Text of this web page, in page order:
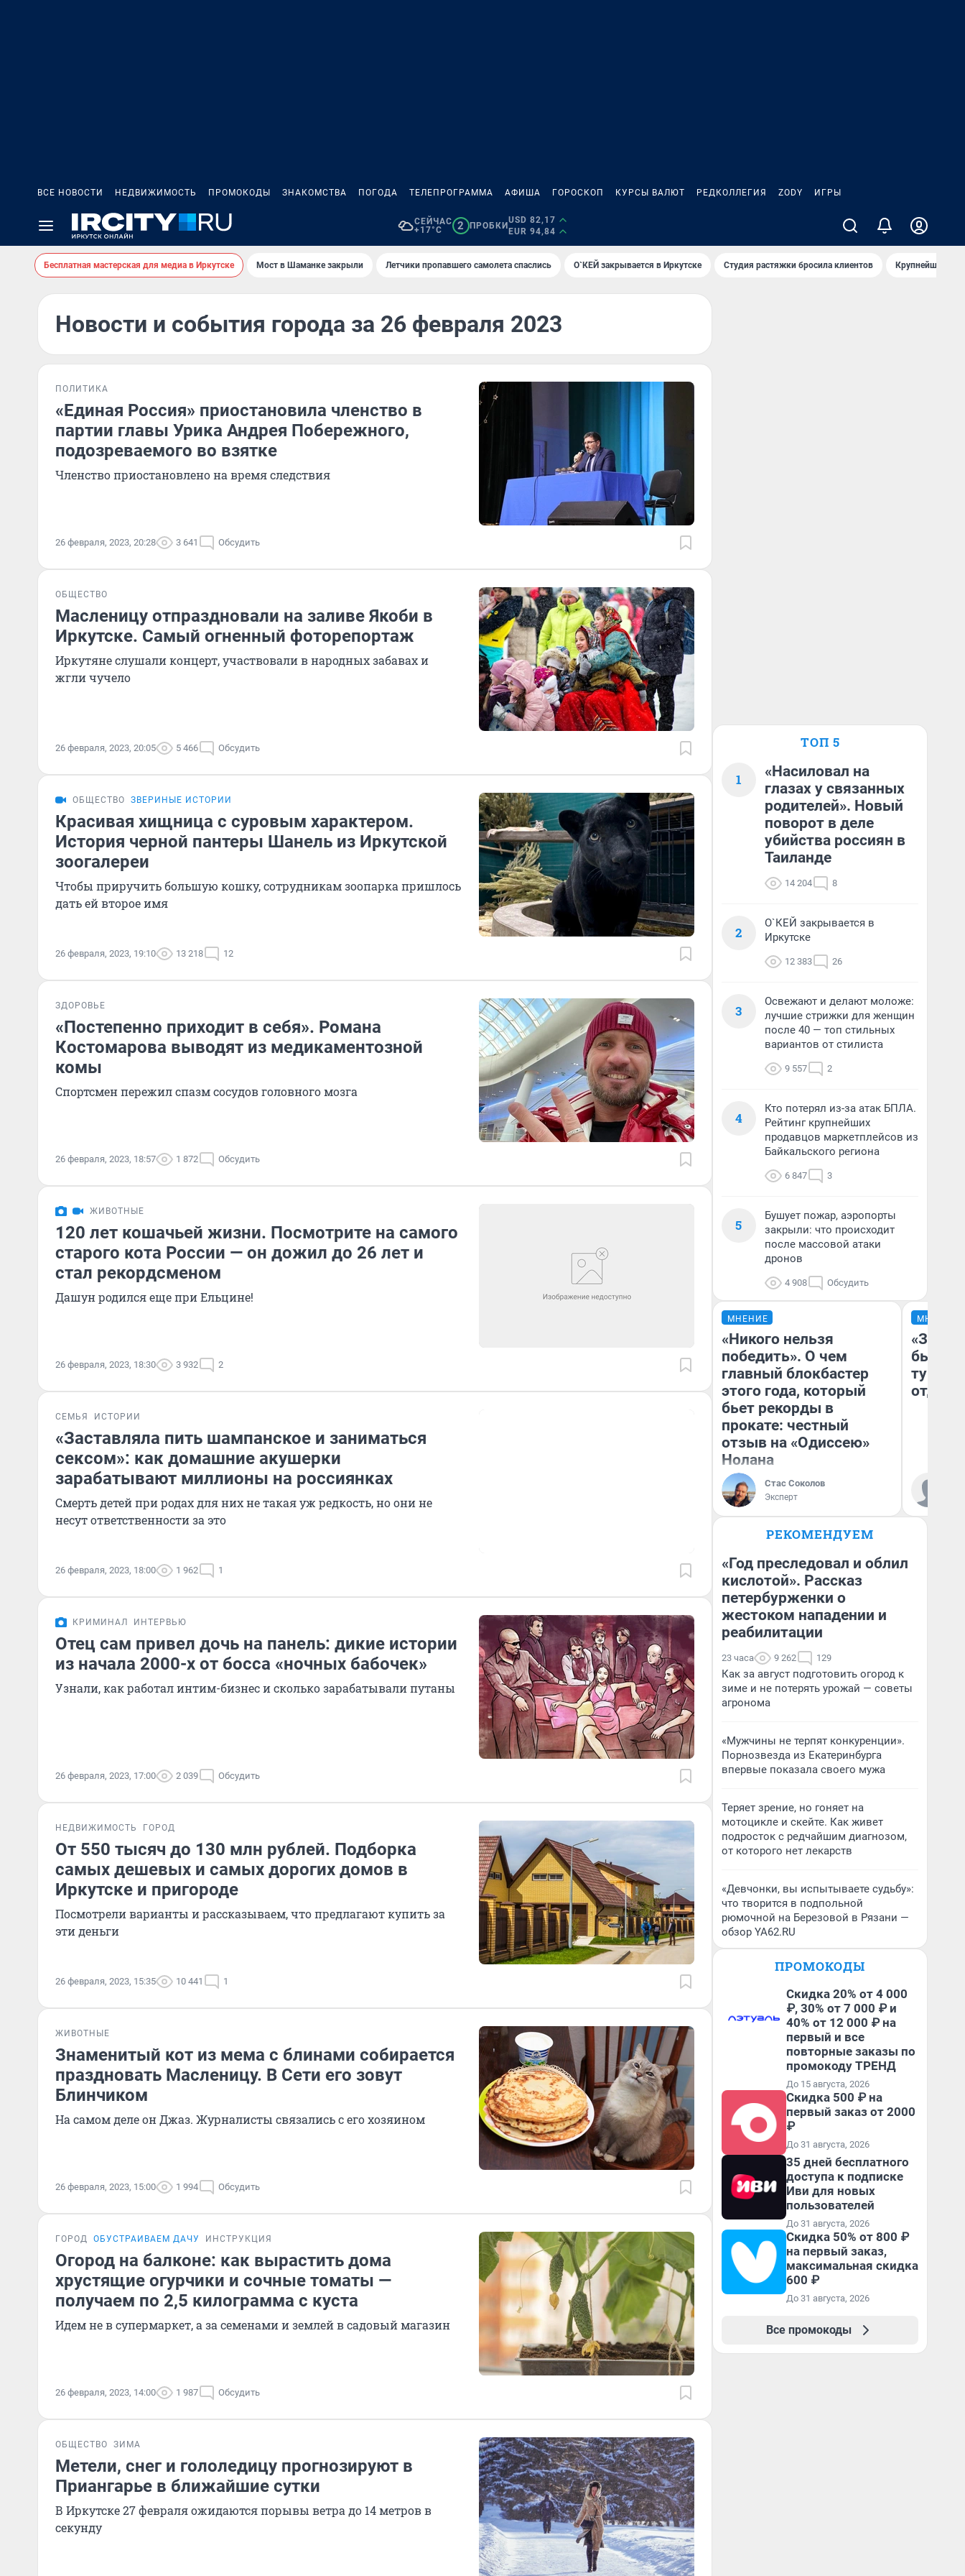
ВСЕ НОВОСТИ НЕДВИЖИМОСТЬ ПРОМОКОДЫ ЗНАКОМСТВА ПОГОДА ТЕЛЕПРОГРАММА АФИША ГОРОСКОП КУРСЫ ВАЛЮТ РЕДКОЛЛЕГИЯ ZODY ИГРЫ
СЕЙЧАС
+17°C
2 ПРОБКИ
USD 82,17
EUR 94,84
Бесплатная мастерская для медиа в Иркутске Мост в Шаманке закрыли Летчики пропавшего самолета спаслись О`КЕЙ закрывается в Иркутске Студия растяжки бросила клиентов Крупнейшие
Новости и события города за 26 февраля 2023
ПОЛИТИКА
«Единая Россия» приостановила членство в
партии главы Урика Андрея Побережного,
подозреваемого во взятке
Членство приостановлено на время следствия
26 февраля, 2023, 20:28 3 641 Обсудить
ОБЩЕСТВО
Масленицу отпраздновали на заливе Якоби в
Иркутске. Самый огненный фоторепортаж
Иркутяне слушали концерт, участвовали в народных забавах и
жгли чучело
26 февраля, 2023, 20:05 5 466 Обсудить
ОБЩЕСТВО ЗВЕРИНЫЕ ИСТОРИИ
Красивая хищница с суровым характером.
История черной пантеры Шанель из Иркутской
зоогалереи
Чтобы приручить большую кошку, сотрудникам зоопарка пришлось
дать ей второе имя
26 февраля, 2023, 19:10 13 218 12
ЗДОРОВЬЕ
«Постепенно приходит в себя». Романа
Костомарова выводят из медикаментозной
комы
Спортсмен пережил спазм сосудов головного мозга
26 февраля, 2023, 18:57 1 872 Обсудить
ЖИВОТНЫЕ
120 лет кошачьей жизни. Посмотрите на самого
старого кота России — он дожил до 26 лет и
стал рекордсменом
Дашун родился еще при Ельцине!
26 февраля, 2023, 18:30 3 932 2
СЕМЬЯ ИСТОРИИ
«Заставляла пить шампанское и заниматься
сексом»: как домашние акушерки
зарабатывают миллионы на россиянках
Смерть детей при родах для них не такая уж редкость, но они не
несут ответственности за это
26 февраля, 2023, 18:00 1 962 1
КРИМИНАЛ ИНТЕРВЬЮ
Отец сам привел дочь на панель: дикие истории
из начала 2000-х от босса «ночных бабочек»
Узнали, как работал интим-бизнес и сколько зарабатывали путаны
26 февраля, 2023, 17:00 2 039 Обсудить
НЕДВИЖИМОСТЬ ГОРОД
От 550 тысяч до 130 млн рублей. Подборка
самых дешевых и самых дорогих домов в
Иркутске и пригороде
Посмотрели варианты и рассказываем, что предлагают купить за
эти деньги
26 февраля, 2023, 15:35 10 441 1
ЖИВОТНЫЕ
Знаменитый кот из мема с блинами собирается
праздновать Масленицу. В Сети его зовут
Блинчиком
На самом деле он Джаз. Журналисты связались с его хозяином
26 февраля, 2023, 15:00 1 994 Обсудить
ГОРОД ОБУСТРАИВАЕМ ДАЧУ ИНСТРУКЦИЯ
Огород на балконе: как вырастить дома
хрустящие огурчики и сочные томаты —
получаем по 2,5 килограмма с куста
Идем не в супермаркет, а за семенами и землей в садовый магазин
26 февраля, 2023, 14:00 1 987 Обсудить
ОБЩЕСТВО ЗИМА
Метели, снег и гололедицу прогнозируют в
Приангарье в ближайшие сутки
В Иркутске 27 февраля ожидаются порывы ветра до 14 метров в
секунду
ТОП 5
1
«Насиловал на
глазах у связанных
родителей». Новый
поворот в деле
убийства россиян в
Таиланде
14 204 8
2
О`КЕЙ закрывается в
Иркутске
12 383 26
3
Освежают и делают моложе:
лучшие стрижки для женщин
после 40 — топ стильных
вариантов от стилиста
9 557 2
4
Кто потерял из-за атак БПЛА.
Рейтинг крупнейших
продавцов маркетплейсов из
Байкальского региона
6 847 3
5
Бушует пожар, аэропорты
закрыли: что происходит
после массовой атаки
дронов
4 908 Обсудить
МНЕНИЕ
«Никого нельзя
победить». О чем
главный блокбастер
этого года, который
бьет рекорды в
прокате: честный
отзыв на «Одиссею»
Нолана
Стас Соколов
Эксперт
МНЕНИЕ
«За
были
РЕКОМЕНДУЕМ
«Год преследовал и облил
кислотой». Рассказ
петербурженки о
жестоком нападении и
реабилитации
23 часа 9 262 129
Как за август подготовить огород к
зиме и не потерять урожай — советы
агронома
«Мужчины не терпят конкуренции».
Порнозвезда из Екатеринбурга
впервые показала своего мужа
Теряет зрение, но гоняет на
мотоцикле и скейте. Как живет
подросток с редчайшим диагнозом,
от которого нет лекарств
«Девчонки, вы испытываете судьбу»:
что творится в подпольной
рюмочной на Березовой в Рязани —
обзор YA62.RU
ПРОМОКОДЫ
Скидка 20% от 4 000
₽, 30% от 7 000 ₽ и
40% от 12 000 ₽ на
первый и все
повторные заказы по
промокоду ТРЕНД
До 15 августа, 2026
Скидка 500 ₽ на
первый заказ от 2000
₽
До 31 августа, 2026
35 дней бесплатного
доступа к подписке
Иви для новых
пользователей
До 31 августа, 2026
Скидка 50% от 800 ₽
на первый заказ,
максимальная скидка
600 ₽
До 31 августа, 2026
Все промокоды